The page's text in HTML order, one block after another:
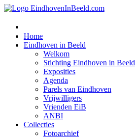
Home
Eindhoven in Beeld
Welkom
Stichting Eindhoven in Beeld
Exposities
Agenda
Parels van Eindhoven
Vrijwilligers
Vrienden EiB
ANBI
Collecties
Fotoarchief